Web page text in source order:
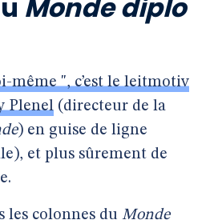
Monde diplo
même ", c’est le leitmotiv
Plenel (directeur de la
) en guise de ligne
et plus sûrement de
les colonnes du Monde